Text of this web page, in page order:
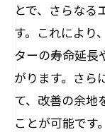
とで、さらなる
す。これにより
ターの寿命延長
がります。さら
て、改善の余地
ことが可能です